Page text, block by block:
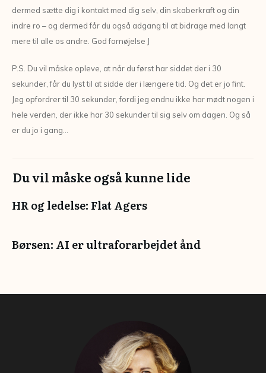
dermed sætte dig i kontakt med dig selv, din skaberkraft og din
indre ro – og dermed får du også adgang til at bidrage med langt
mere til alle os andre. God fornøjelse J
P.S. Du vil måske opleve, at når du først har siddet der i 30
sekunder, får du lyst til at sidde der i længere tid. Og det er jo fint.
Jeg opfordrer til 30 sekunder, fordi jeg endnu ikke har mødt nogen i
hele verden, der ikke har 30 sekunder til sig selv om dagen. Og så
er du jo i gang…
Du vil måske også kunne lide
HR og ledelse: Flat Agers
Børsen: AI er ultraforarbejdet ånd